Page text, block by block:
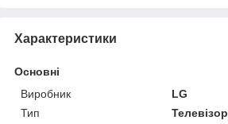
Характеристики
Основні
Виробник
LG
Тип
Телевізор